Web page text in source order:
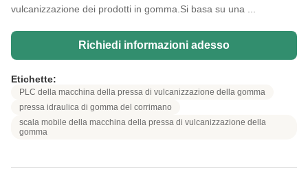
vulcanizzazione dei prodotti in gomma.Si basa su una ...
Richiedi informazioni adesso
Etichette:
PLC della macchina della pressa di vulcanizzazione della gomma
pressa idraulica di gomma del corrimano
scala mobile della macchina della pressa di vulcanizzazione della
gomma